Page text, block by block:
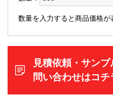
数量を入力すると商品価格が
見積依頼・サン
問い合わせはコチ